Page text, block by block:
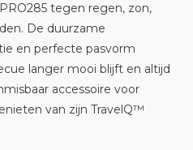
tegen regen, zon,
De duurzame
en perfecte pasvorm
langer mooi blijft en altijd
accessoire voor
van zijn TravelQ™